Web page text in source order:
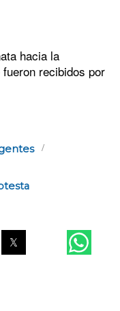
hacia la
recibidos por